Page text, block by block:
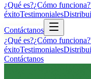
¿Qué es?¿Cómo funciona?
éxitoTestimoniales
Contáctanos
¿Qué es?¿Cómo funciona?
éxitoTestimoniales
Contáctanos